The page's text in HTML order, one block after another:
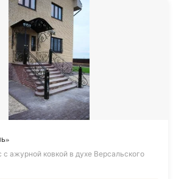
ажурной ковкой в духе Версальского